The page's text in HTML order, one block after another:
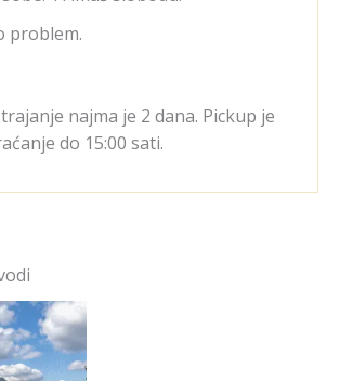
problem.
najma je 2 dana. Pickup je
do 15:00 sati.